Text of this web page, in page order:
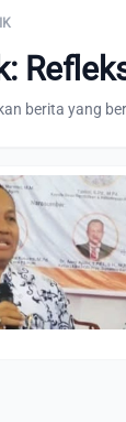
berita yang